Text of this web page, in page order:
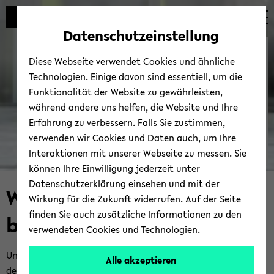
Automatische
vermeiden
zum
wechseln
zum
wechseln
zum
wechseln
Weiterbildung
Wis­sen­schaft­li­che Wei­ter­
bil­dung
Un­se­re wis­sen­schaft­li­chen Wei­ter­bil­dungs­an­ge­bo­te ver­bin­
den ak­tu­el­le For­schung mit pra­xis­ori­en­tier­ter An­wen­dung
Datenschutzeinstellung
Diese Webseite verwendet Cookies und ähnliche
Technologien. Einige davon sind essentiell, um die
Funktionalität der Website zu gewährleisten,
während andere uns helfen, die Website und Ihre
Erfahrung zu verbessern. Falls Sie zustimmen,
verwenden wir Cookies und Daten auch, um Ihre
Interaktionen mit unserer Webseite zu messen. Sie
können Ihre Einwilligung jederzeit unter
Datenschutzerklärung einsehen und mit der
Wirkung für die Zukunft widerrufen. Auf der Seite
finden Sie auch zusätzliche Informationen zu den
verwendeten Cookies und Technologien.
Alle akzeptieren